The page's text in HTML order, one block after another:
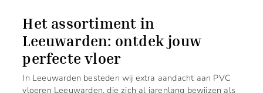
Het assortiment in
Leeuwarden: ontdek jouw
perfecte vloer
In Leeuwarden besteden wij extra aandacht aan PVC
vloeren Leeuwarden, die zich al jarenlang bewijzen als